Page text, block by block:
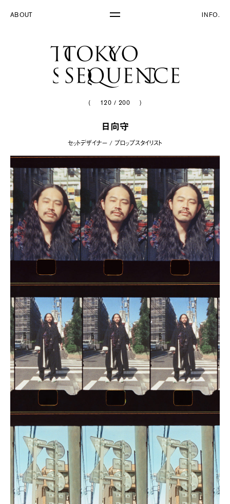
ABOUT INFO.
三島 有紀子
199 ワタベヒツジ
( 120 / 200 )
日向守
セットデザイナー / プロップスタイリスト